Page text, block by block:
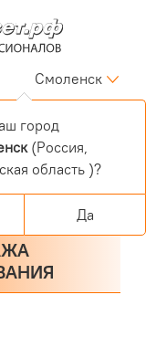
Смоленск
Войти
Регистрация
Корзина
0 позиций
город
(Россия,
область )?
Да